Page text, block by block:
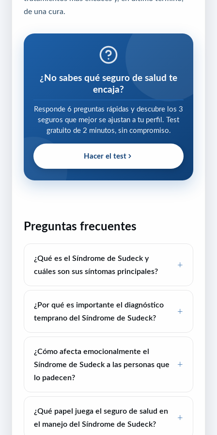
de una cura.
¿No sabes qué seguro de salud te
encaja?
Responde 6 preguntas rápidas y descubre los 3
seguros que mejor se ajustan a tu perfil. Test
gratuito de 2 minutos, sin compromiso.
Hacer el test
Preguntas frecuentes
¿Qué es el Síndrome de Sudeck y
cuáles son sus síntomas principales?
¿Por qué es importante el diagnóstico
temprano del Síndrome de Sudeck?
¿Cómo afecta emocionalmente el
Síndrome de Sudeck a las personas que
lo padecen?
¿Qué papel juega el seguro de salud en
el manejo del Síndrome de Sudeck?